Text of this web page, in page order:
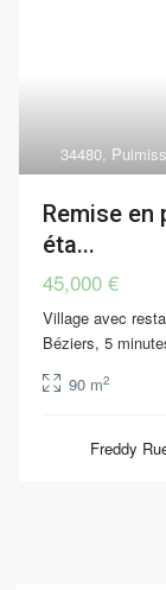
34480,
Remise en
éta...
45,000 €
Village avec
Béziers, 5
90 m2
Freddy